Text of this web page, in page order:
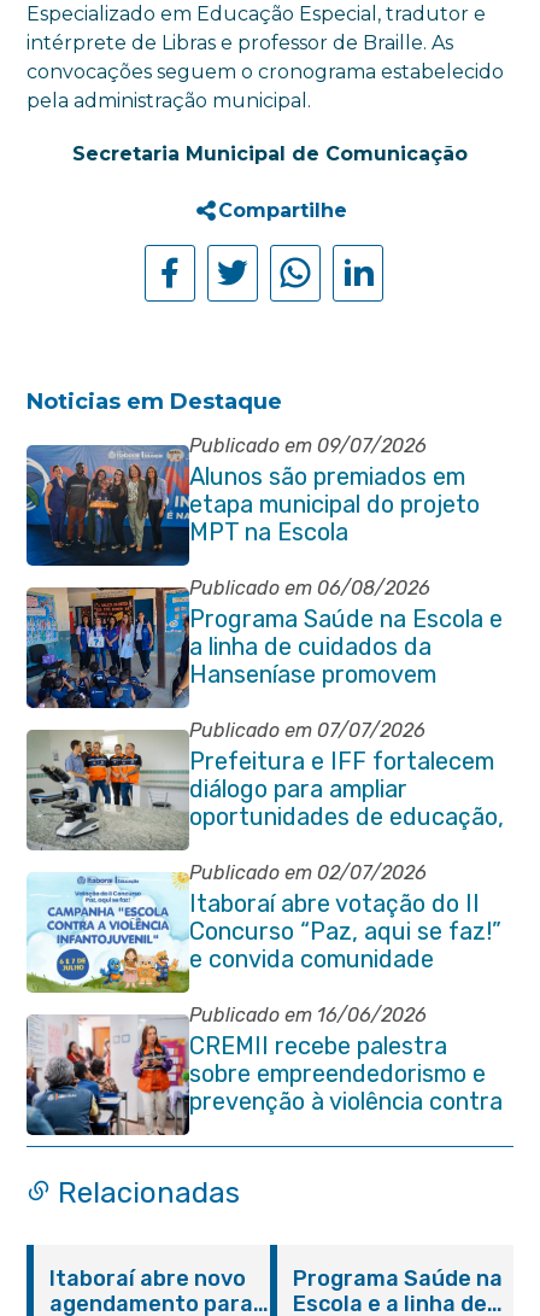
Especializado em Educação Especial, tradutor e
intérprete de Libras e professor de Braille. As
convocações seguem o cronograma estabelecido
pela administração municipal.
Secretaria Municipal de Comunicação
Compartilhe
Noticias em Destaque
Publicado em 09/07/2026
Alunos são premiados em
etapa municipal do projeto
MPT na Escola
Publicado em 06/08/2026
Programa Saúde na Escola e
a linha de cuidados da
Hanseníase promovem
conscientização sobre
hanseníase na E.M Adelaide
de Magalhães Seabra
Publicado em 07/07/2026
Prefeitura e IFF fortalecem
diálogo para ampliar
oportunidades de educação,
ciência e inovação em
Itaboraí
Publicado em 02/07/2026
Itaboraí abre votação do II
Concurso “Paz, aqui se faz!”
e convida comunidade
Publicado em 16/06/2026
CREMII recebe palestra
sobre empreendedorismo e
prevenção à violência contra
a pessoa idosa
Relacionadas
Itaboraí abre novo
agendamento para
Programa Saúde na
Escola e a linha de